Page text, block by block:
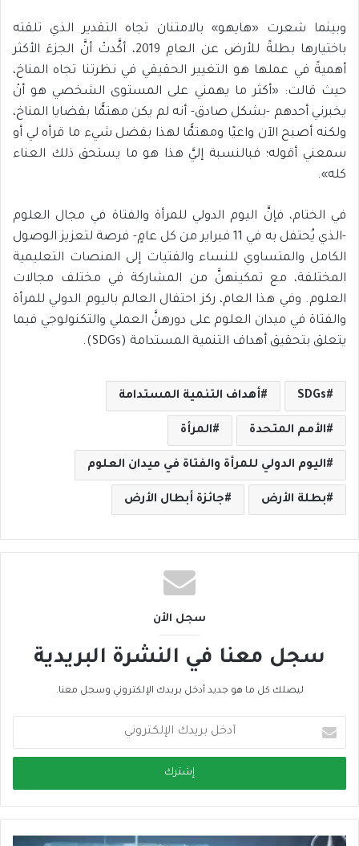
وبينما شعرت «هايهو» بالامتنان تجاه التقدير الذي تلقته
باختيارها بطلةً للأرض عن العامِ 2019، أكَّدتْ أنَّ الجزءَ الأكثر
أهميةً في عملها هو التغيير الحقيقي في نظرتنا تجاه المناخ،
حيث قالت: «أكثر ما يهمني على المستوى الشخصي هو أنْ
يخبرني أحدهم -بشكل صادق- أنه لم يكن مهتمًّا بقضايا المناخ،
ولكنه أصبح الآن واعيًا ومهتمًّا لهذا بفضل شيء ما قرأه لي أو
سمعني أقوله؛ فبالنسبة إليَّ هذا هو ما يستحق ذلك العناء
كله».
في الختام، فإنَّ اليوم الدولي للمرأة والفتاة في مجال العلوم
-الذي يُحتفل به في 11 فبراير من كل عامٍ- فرصة لتعزيز الوصول
الكامل والمتساوي للنساء والفتيات إلى المنصات التعليمية
المختلفة، مع تمكينهنَّ من المشاركة في مختلف مجالات
العلوم. وفي هذا العام، ركز احتفال العالم باليوم الدولي للمرأة
والفتاة في ميدان العلوم على دورهنَّ العملي والتكنولوجي فيما
يتعلق بتحقيق أهداف التنمية المستدامة (SDGs).
SDGs أهداف التنمية المستدامة
الأمم المتحدة المرأة
اليوم الدولي للمرأة والفتاة في ميدان العلوم
بطلة الأرض جائزة أبطال الأرض
سجل الأن
سجل معنا في النشرة البريدية
ليصلك كل ما هو جديد أدخل بريدك الإلكتروني وسجل معنا.
خ
ب
ر
د